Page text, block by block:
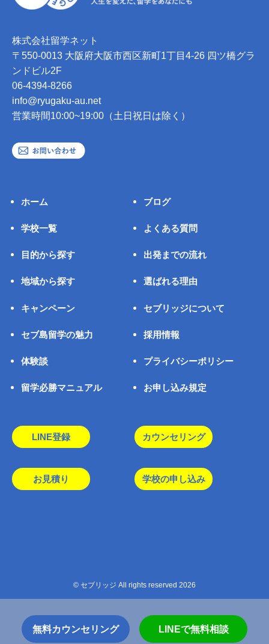
株式会社留学ネット
〒550-0013 大阪府大阪市西区新町1丁目4-26 四ツ橋グラ
ンドビル2F
06-4394-8266
info@ryugaku-au.net
営業時間10:00~19:00（土日祝日は除く）
ホーム
学校一覧
目的から探す
地域から探す
キャンペーン
セブ島留学の魅力
体験談
留学必勝マニュアル
ブログ
よくある質問
出発までの流れ
選ばれる理由
セブリッジについて
採用情報
プライバシーポリシー
お申し込み規定
LINE登録 カウンセリング
お見積り 学校の申し込み
© セブリッジ All rights reserved 2026
無料カウンセリング LINEで無料相談